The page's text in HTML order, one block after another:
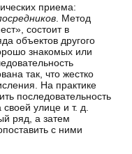
приема:
. Метод
состоит в
объектов другого
знакомых или
так, что жестко
На практике
последовательность
улице и т. д.
ряд, а затем
с ними